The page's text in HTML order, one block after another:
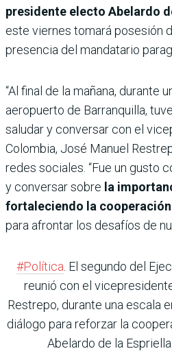
presidente electo Abelardo
este viernes tomará posesión
presencia del mandatario
“Al final de la mañana, durante
aeropuerto de Barranquilla,
saludar y conversar con el
Colombia, José Manuel
redes sociales. “Fue un gusto
y conversar sobre la
fortaleciendo la
para afrontar los desafíos de
#Política . El segundo del
reunió con el
Restrepo, durante una escala
diálogo para reforzar la
Abelardo de la Espriella.